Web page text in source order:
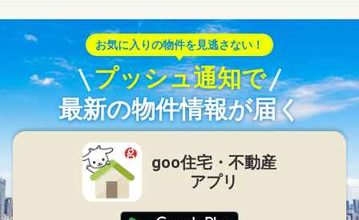
お気に入りの物件を見逃さない！
プッシュ通知で
最新の物件情報が届く
goo住宅・不動産
アプリ